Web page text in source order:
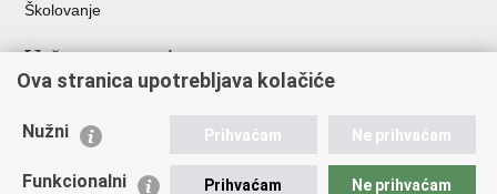
Školovanje
Važne poveznice
Ministarstvo unutarnjih poslova
Udruge
Policijska akademija
Ova stranica upotrebljava kolačiće
Nužni Prihvaćam Ne prihvaćam
Funkcionalni Prihvaćam Ne prihvaćam